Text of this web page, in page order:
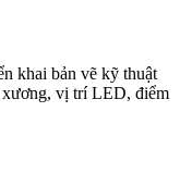
khai bản vẽ kỹ thuật
xương, vị trí LED, điểm